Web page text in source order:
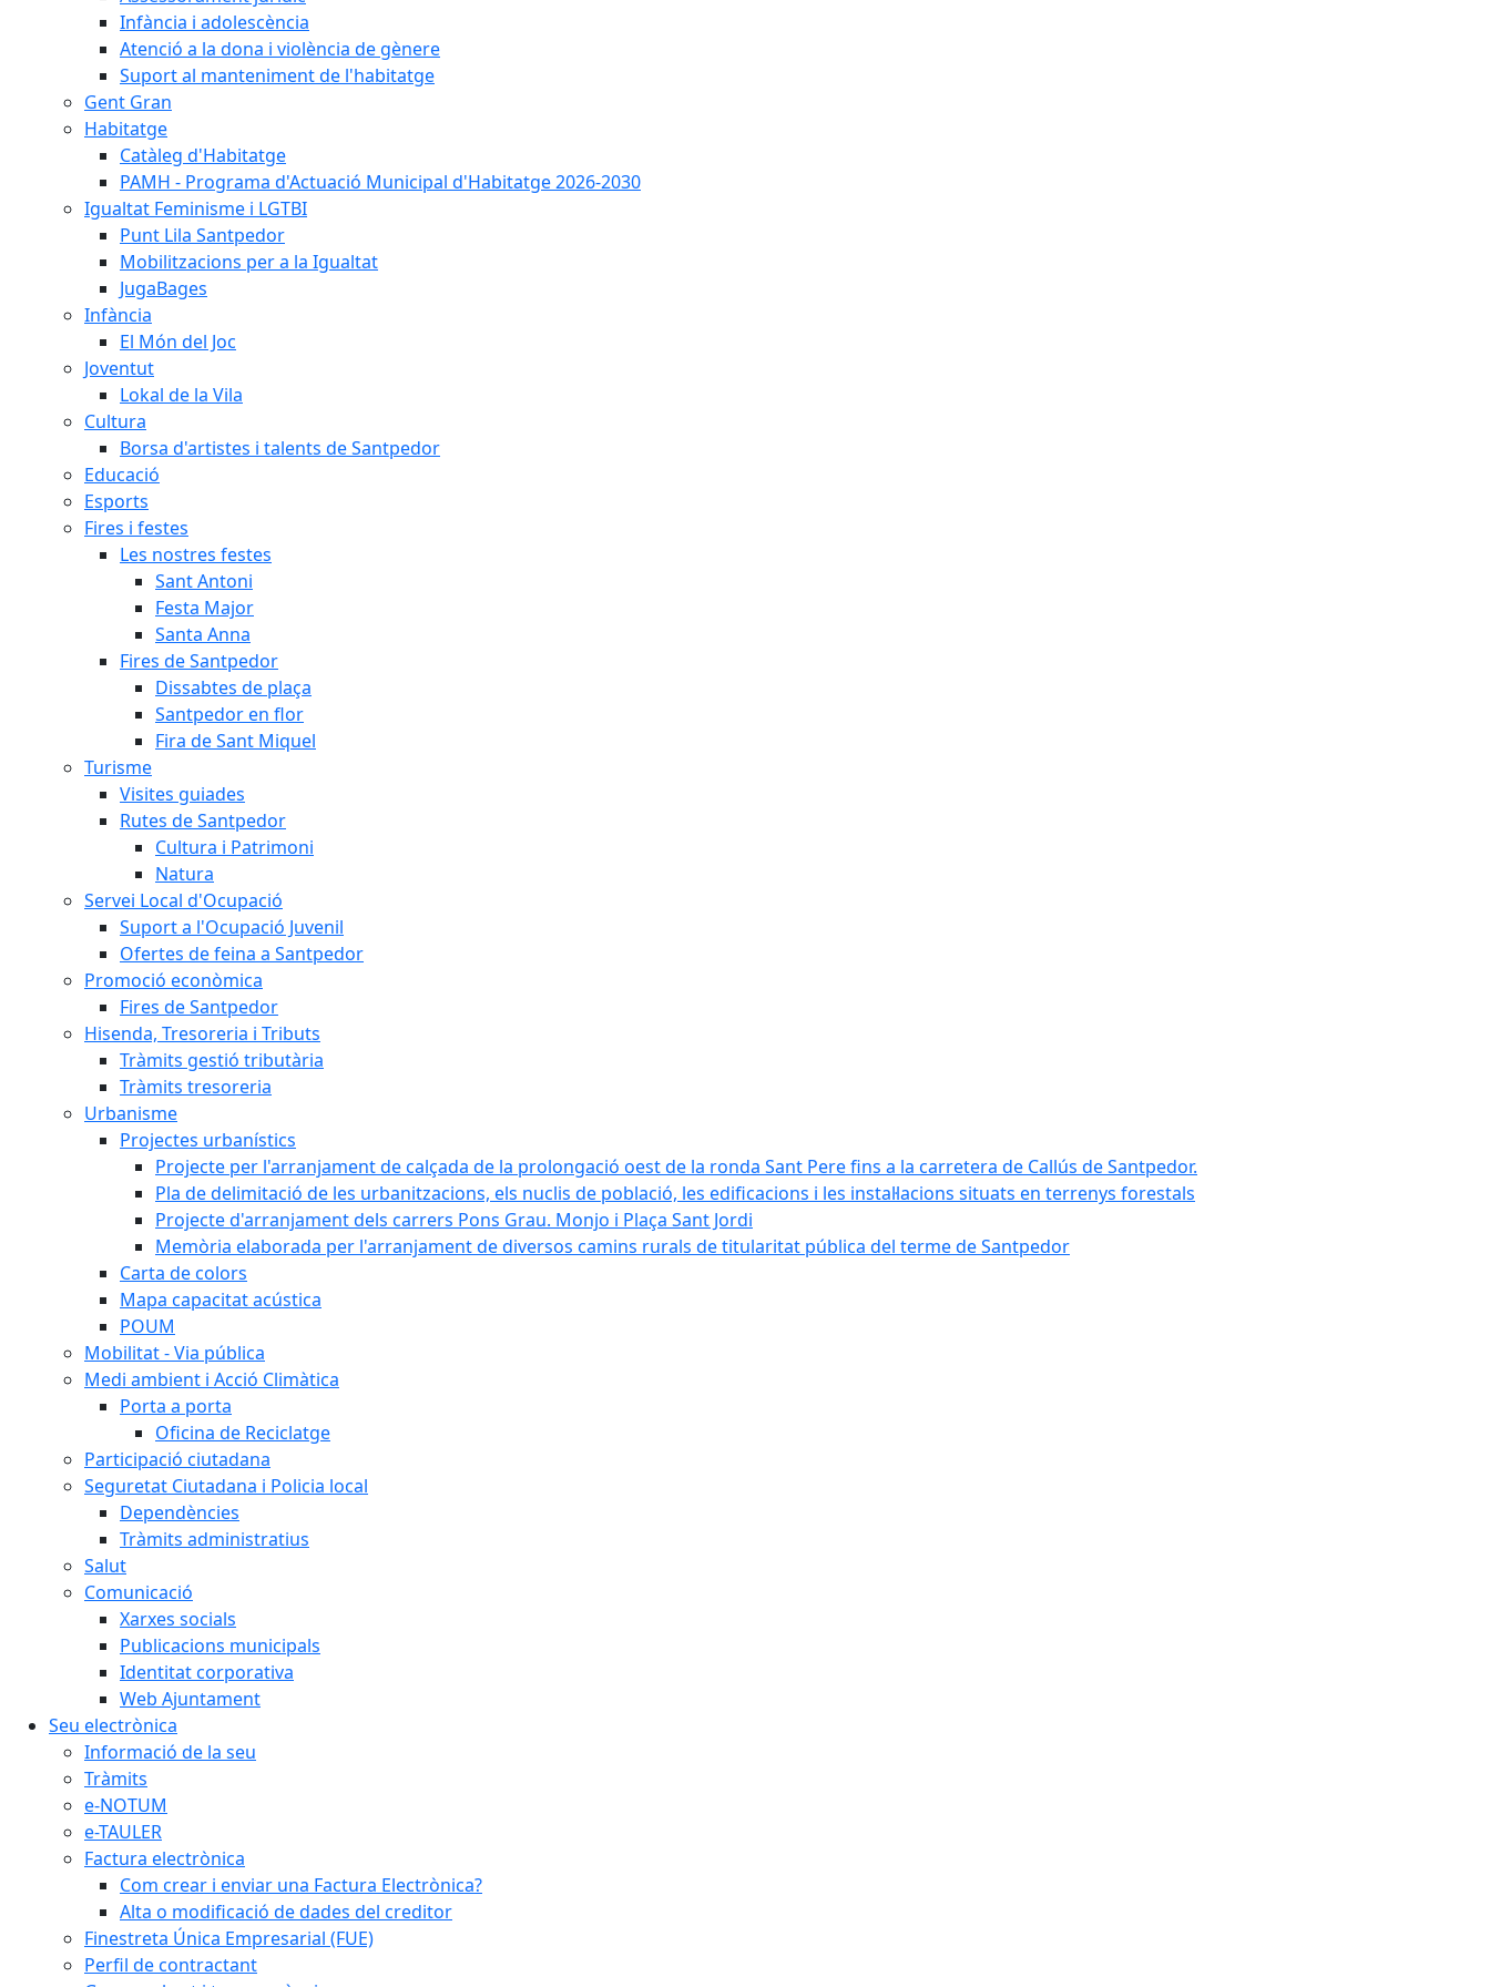
Infància i adolescència
Atenció a la dona i violència de gènere
Suport al manteniment de l'habitatge
Gent Gran
Habitatge
Catàleg d'Habitatge
PAMH - Programa d'Actuació Municipal d'Habitatge 2026-2030
Igualtat Feminisme i LGTBI
Punt Lila Santpedor
Mobilitzacions per a la Igualtat
JugaBages
Infància
El Món del Joc
Joventut
Lokal de la Vila
Cultura
Borsa d'artistes i talents de Santpedor
Educació
Esports
Fires i festes
Les nostres festes
Sant Antoni
Festa Major
Santa Anna
Fires de Santpedor
Dissabtes de plaça
Santpedor en flor
Fira de Sant Miquel
Turisme
Visites guiades
Rutes de Santpedor
Cultura i Patrimoni
Natura
Servei Local d'Ocupació
Suport a l'Ocupació Juvenil
Ofertes de feina a Santpedor
Promoció econòmica
Fires de Santpedor
Hisenda, Tresoreria i Tributs
Tràmits gestió tributària
Tràmits tresoreria
Urbanisme
Projectes urbanístics
Projecte per l'arranjament de calçada de la prolongació oest de la ronda Sant Pere fins a la carretera de Callús de Santpedor.
Pla de delimitació de les urbanitzacions, els nuclis de població, les edificacions i les instal·lacions situats en terrenys forestals
Projecte d'arranjament dels carrers Pons Grau. Monjo i Plaça Sant Jordi
Memòria elaborada per l'arranjament de diversos camins rurals de titularitat pública del terme de Santpedor
Carta de colors
Mapa capacitat acústica
POUM
Mobilitat - Via pública
Medi ambient i Acció Climàtica
Porta a porta
Oficina de Reciclatge
Participació ciutadana
Seguretat Ciutadana i Policia local
Dependències
Tràmits administratius
Salut
Comunicació
Xarxes socials
Publicacions municipals
Identitat corporativa
Web Ajuntament
Seu electrònica
Informació de la seu
Tràmits
e-NOTUM
e-TAULER
Factura electrònica
Com crear i enviar una Factura Electrònica?
Alta o modificació de dades del creditor
Finestreta Única Empresarial (FUE)
Perfil de contractant